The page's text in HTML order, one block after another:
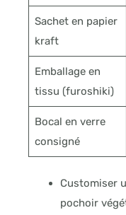
Sachet en papier
kraft
Emballage en
tissu (furoshiki)
Bocal en verre
consigné
Customiser
pochoir